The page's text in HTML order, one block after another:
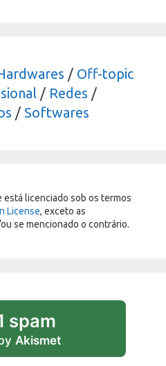
/ Off-topic
/ Redes /
/ Softwares
licenciado sob os termos
License, exceto as
se mencionado o contrário.
spam
Akismet